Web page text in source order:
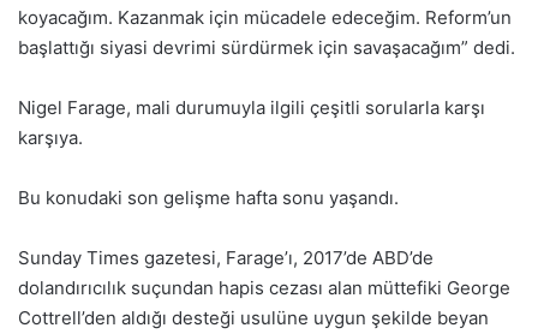
koyacağım. Kazanmak için mücadele edeceğim. Reform’un
başlattığı siyasi devrimi sürdürmek için savaşacağım” dedi.
Nigel Farage, mali durumuyla ilgili çeşitli sorularla karşı
karşıya.
Bu konudaki son gelişme hafta sonu yaşandı.
Sunday Times gazetesi, Farage’ı, 2017’de ABD’de
dolandırıcılık suçundan hapis cezası alan müttefiki George
Cottrell’den aldığı desteği usulüne uygun şekilde beyan